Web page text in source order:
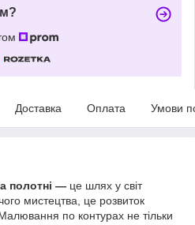
Доставка Оплата Умови
полотні — це шлях у світ
мистецтва, це розвиток
по контурах не тільки